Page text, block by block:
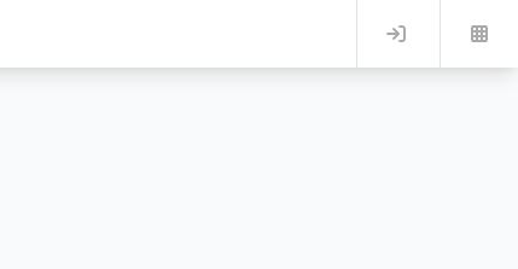
Log in